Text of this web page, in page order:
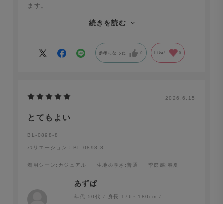
ます。
中国の工場で縫製されて郵送されてきますが、丁寧に梱
一度、検品漏れと思われる縫製の不具合がありました
続きを読む
参考になった 0 Like! 0
2026.6.15
とてもよい
BL-0898-8
バリエーション：BL-0898-8
着用シーン :カジュアル 生地の厚さ :普通 季節感:春夏
あずぱ
年代: 50代 身長: 176～180cm